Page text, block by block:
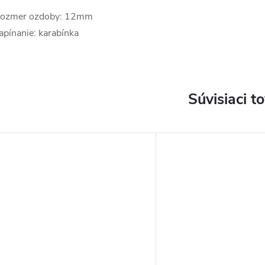
ozdoby: 12mm
karabínka
Súvisiaci